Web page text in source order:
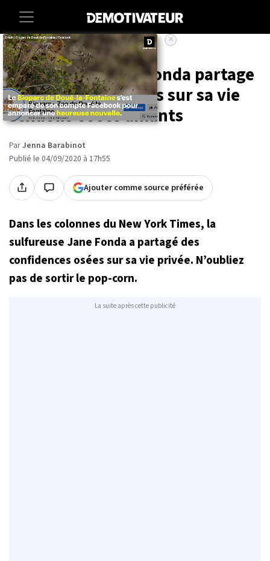
Accueil Entertainment People
Sans tabou, Jane Fonda partage
des anecdotes osées sur sa vie
sexuelle et ses amants
ParJenna Barabinot
Publié le 04/09/2020 à 17h55
Ajouter comme source préférée
Dans les colonnes du New York Times, la
sulfureuse Jane Fonda a partagé des
confidences osées sur sa vie privée. N’oubliez
pas de sortir le pop-corn.
La suite après cette publicité
×